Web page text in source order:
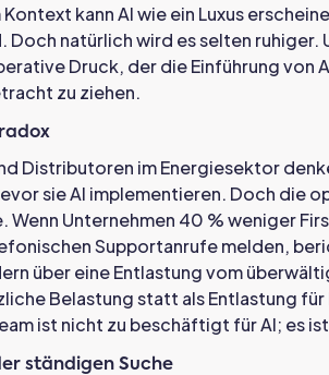
kann AI wie ein Luxus
Doch natürlich wird es selten
Druck, der die Einführung von
zu ziehen.
Distributoren im Energiesektor
sie AI implementieren. Doch die
Wenn Unternehmen 40 % weniger
Supportanrufe melden,
über eine Entlastung vom
Belastung statt als Entlastung
ist nicht zu beschäftigt für AI; es
ständigen Suche